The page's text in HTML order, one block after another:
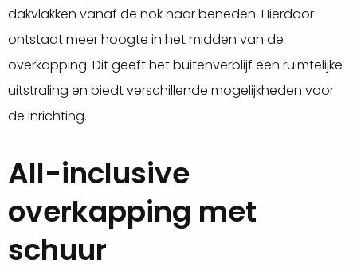
dakvlakken vanaf de nok naar beneden. Hierdoor
ontstaat meer hoogte in het midden van de
overkapping. Dit geeft het buitenverblijf een ruimtelijke
uitstraling en biedt verschillende mogelijkheden voor
de inrichting.
All-inclusive
overkapping met
schuur